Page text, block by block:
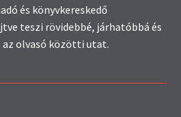
és könyvkereskedő
teszi rövidebbé, járhatóbbá és
az olvasó közötti utat.